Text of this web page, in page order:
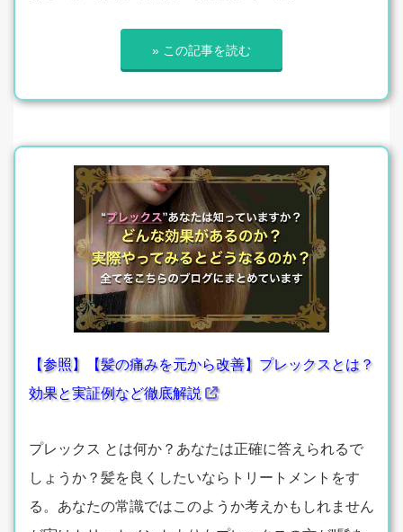
» この記事を読む
【参照】【髪の痛みを元から改善】プレックスとは？
効果と実証例など徹底解説
プレックス とは何か？あなたは正確に答えられるで
しょうか？髪を良くしたいならトリートメントをす
る。あなたの常識ではこのようか考えかもしれません